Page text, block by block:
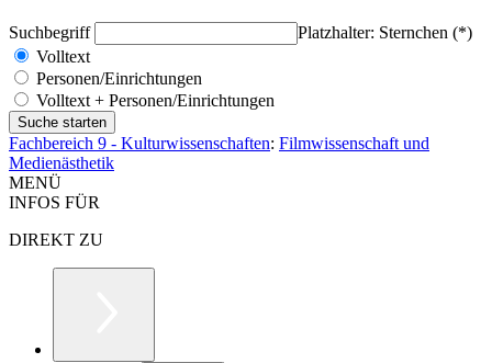
Suchbegriff
Platzhalter: Sternchen (*)
Volltext
Personen/Einrichtungen
Volltext + Personen/Einrichtungen
Fachbereich 9 - Kulturwissenschaften: Filmwissenschaft und
Medienästhetik
MENÜ
INFOS FÜR
DIREKT ZU